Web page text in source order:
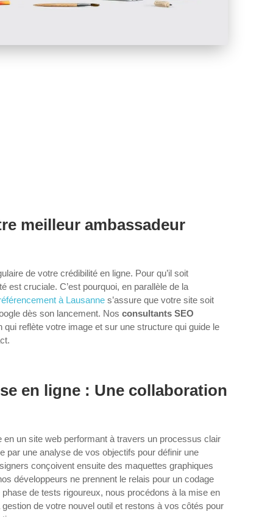
meilleur ambassadeur
de votre crédibilité en ligne. Pour qu’il soit
est cruciale. C’est pourquoi, en parallèle de la
à Lausannes’assure que votre site soit
dès son lancement. Nos consultants SEO
qui reflète votre image et sur une structure qui guide le
en ligne : Une collaboration
un site web performant à travers un processus clair
par une analyse de vos objectifs pour définir une
conçoivent ensuite des maquettes graphiques
développeurs ne prennent le relais pour un codage
de tests rigoureux, nous procédons à la mise en
de votre nouvel outil et restons à vos côtés pour